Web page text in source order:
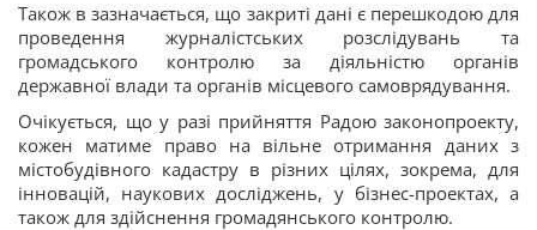
Також в зазначається, що закриті дані є перешкодою для
проведення журналістських розслідувань та
громадського контролю за діяльністю органів
державної влади та органів місцевого самоврядування.
Очікується, що у разі прийняття Радою законопроекту,
кожен матиме право на вільне отримання даних з
містобудівного кадастру в різних цілях, зокрема, для
інновацій, наукових досліджень, у бізнес-проектах, а
також для здійснення громадянського контролю.